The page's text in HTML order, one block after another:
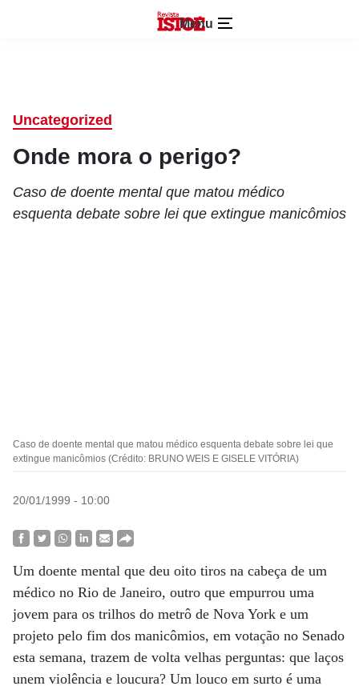
Menu
Uncategorized
Onde mora o perigo?
Caso de doente mental que matou médico
esquenta debate sobre lei que extingue manicômios
Caso de doente mental que matou médico esquenta debate sobre lei que
extingue manicômios (Crédito: BRUNO WEIS E GISELE VITÓRIA)
20/01/1999 - 10:00
Um doente mental que deu oito tiros na cabeça de um
médico no Rio de Janeiro, outro que empurrou uma
jovem para os trilhos do metrô de Nova York e um
projeto pelo fim dos manicômios, em votação no Senado
esta semana, trazem de volta velhas perguntas: que laços
unem violência e loucura? Um louco em surto é uma